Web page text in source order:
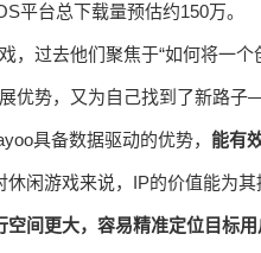
平台总下载量预估约150万。
，过去他们聚焦于“如何将一
优势，又为自己找到了新路子
具备数据驱动的优势， 能有
闲游戏来说，IP的价值能为
间更大，容易精准定位目标用